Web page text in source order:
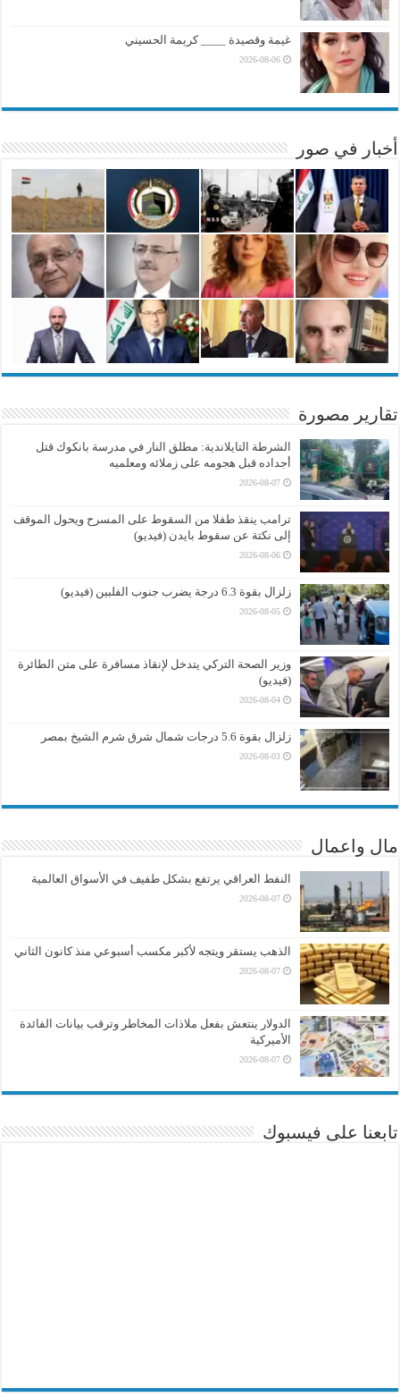
غيمة وقصيدة ____ كريمة الحسيني
2026-08-06
أخبار في صور
تقارير مصورة
الشرطة التايلاندية: مطلق النار في مدرسة بانكوك قتل
أجداده قبل هجومه على زملائه ومعلميه
2026-08-07
ترامب ينقذ طفلا من السقوط على المسرح ويحول الموقف
إلى نكتة عن سقوط بايدن (فيديو)
2026-08-06
زلزال بقوة 6.3 درجة يضرب جنوب الفلبين (فيديو)
2026-08-05
وزير الصحة التركي يتدخل لإنقاذ مسافرة على متن الطائرة
(فيديو)
2026-08-04
زلزال بقوة 5.6 درجات شمال شرق شرم الشيخ بمصر
2026-08-03
مال واعمال
النفط العراقي يرتفع بشكل طفيف في الأسواق العالمية
2026-08-07
الذهب يستقر ويتجه لأكبر مكسب أسبوعي منذ كانون الثاني
2026-08-07
الدولار ينتعش بفعل ملاذات المخاطر وترقب بيانات الفائدة
الأميركية
2026-08-07
تابعنا على فيسبوك